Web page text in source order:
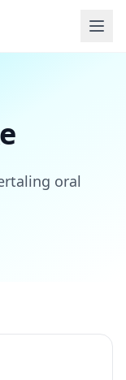
oral